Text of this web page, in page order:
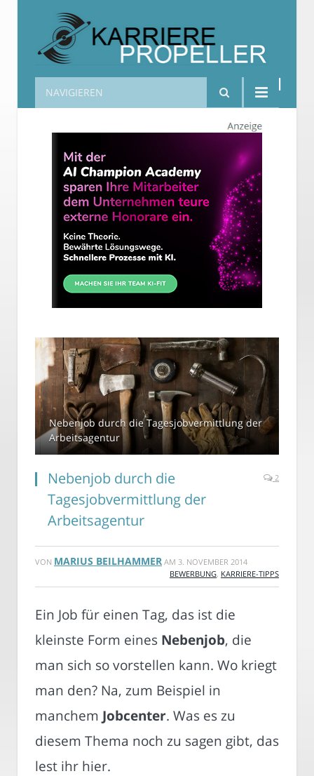
Karrierepropeller
NAVIGIEREN
Nebenjob durch die Tagesjobvermittlung der
Arbeitsagentur
Nebenjob durch die
Tagesjobvermittlung der
Arbeitsagentur
2
VON MARIUS BEILHAMMER AM 3. NOVEMBER 2014
BEWERBUNG KARRIERE-TIPPS
Ein Job für einen Tag, das ist die
kleinste Form eines Nebenjob, die
man sich so vorstellen kann. Wo kriegt
man den? Na, zum Beispiel in
manchem Jobcenter. Was es zu
diesem Thema noch zu sagen gibt, das
lest ihr hier.